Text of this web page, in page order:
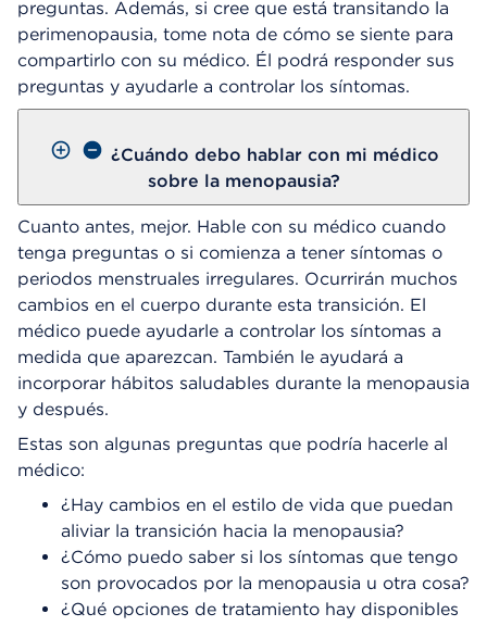
preguntas. Además, si cree que está transitando la
perimenopausia, tome nota de cómo se siente para
compartirlo con su médico. Él podrá responder sus
preguntas y ayudarle a controlar los síntomas.
¿Cuándo debo hablar con mi médico
sobre la menopausia?
Cuanto antes, mejor. Hable con su médico cuando
tenga preguntas o si comienza a tener síntomas o
periodos menstruales irregulares. Ocurrirán muchos
cambios en el cuerpo durante esta transición. El
médico puede ayudarle a controlar los síntomas a
medida que aparezcan. También le ayudará a
incorporar hábitos saludables durante la menopausia
y después.
Estas son algunas preguntas que podría hacerle al
médico:
¿Hay cambios en el estilo de vida que puedan
aliviar la transición hacia la menopausia?
¿Cómo puedo saber si los síntomas que tengo
son provocados por la menopausia u otra cosa?
¿Qué opciones de tratamiento hay disponibles